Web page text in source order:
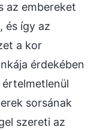
az embereket
és így az
a kor
érdekében
sorsának
szereti az